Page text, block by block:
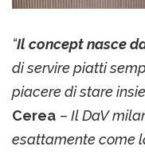
“Il concept nasce
di servire piatti
piacere di stare
Cerea – Il DaV
esattamente come